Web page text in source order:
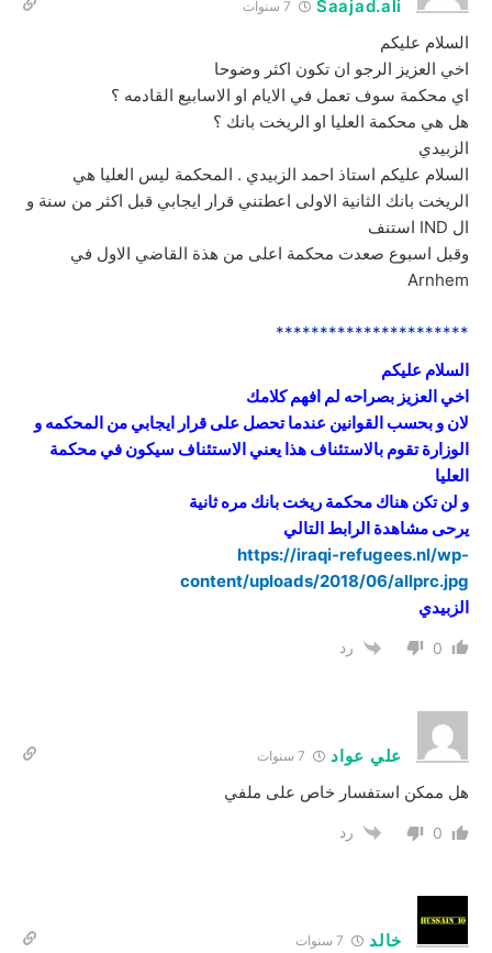
Saajad.ali
السلام عليكم
اخي العزيز الرجو ان تكون اكثر وضوحا
اي محكمة سوف تعمل في الايام او الاسابيع القادمه ؟
هل هي محكمة العليا او الريخت بانك ؟
الزبيدي
السلام عليكم استاذ احمد الزبيدي . المحكمة ليس العليا هي
الريخت بانك الثانية الاولى اعطتني قرار ايجابي قبل اكثر من سنة و
ال IND استنف
وقبل اسبوع صعدت محكمة اعلى من هذة القاضي الاول في
Arnhem
**********************
السلام عليكم
اخي العزيز بصراحه لم افهم كلامك
لان و بحسب القوانين عندما تحصل على قرار ايجابي من المحكمه و
الوزارة تقوم بالاستئناف هذا يعني الاستئناف سيكون في محكمة
العليا
و لن تكن هناك محكمة ريخت بانك مره ثانية
يرحى مشاهدة الرابط التالي
https://iraqi-refugees.nl/wp-
content/uploads/2018/06/allprc.jpg
الزبيدي
0 رد
علي عواد
هل ممكن استفسار خاص على ملفي
0 رد
خالد